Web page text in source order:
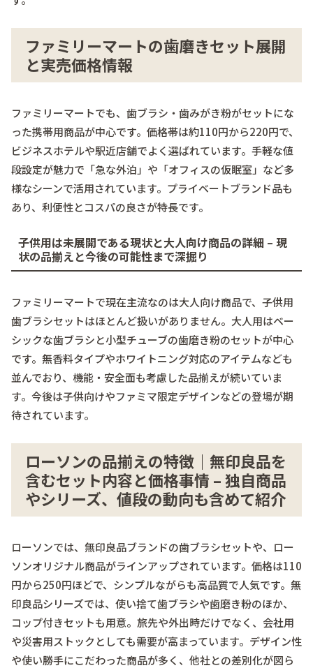
ファミリーマートの歯磨きセット展開
と実売価格情報
ファミリーマートでも、歯ブラシ・歯みがき粉がセットにな
った携帯用商品が中心です。価格帯は約110円から220円で、
ビジネスホテルや駅近店舗でよく選ばれています。手軽な値
段設定が魅力で「急な外泊」や「オフィスの仮眠室」など多
様なシーンで活用されています。プライベートブランド品も
あり、利便性とコスパの良さが特長です。
子供用は未展開である現状と大人向け商品の詳細 – 現
状の品揃えと今後の可能性まで深掘り
ファミリーマートで現在主流なのは大人向け商品で、子供用
歯ブラシセットはほとんど扱いがありません。大人用はベー
シックな歯ブラシと小型チューブの歯磨き粉のセットが中心
です。 無香料タイプやホワイトニング対応のアイテムなども
並んでおり、機能・安全面も考慮した品揃えが続いていま
す。今後は子供向けやファミマ限定デザインなどの登場が期
待されています。
ローソンの品揃えの特徴｜無印良品を
含むセット内容と価格事情 – 独自商品
やシリーズ、値段の動向も含めて紹介
ローソンでは、無印良品ブランドの歯ブラシセットや、ロー
ソンオリジナル商品がラインアップされています。価格は110
円から250円ほどで、シンプルながらも高品質で人気です。無
印良品シリーズでは、使い捨て歯ブラシや歯磨き粉のほか、
コップ付きセットも用意。旅先や外出時だけでなく、会社用
や災害用ストックとしても需要が高まっています。デザイン性
や使い勝手にこだわった商品が多く、他社との差別化が図ら